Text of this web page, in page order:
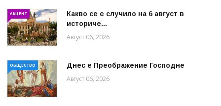
АКЦЕНТ
Какво се е случило на 6 август в
историче...
Август 06, 2026
ОБЩЕСТВО Днес е Преображение Господне
Август 06, 2026